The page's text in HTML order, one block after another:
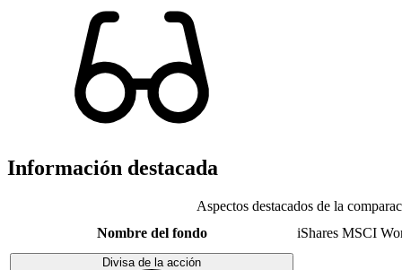
Información destacada
Aspectos destacados de la
Nombre del fondo
iShares MSCI
Divisa de la acción